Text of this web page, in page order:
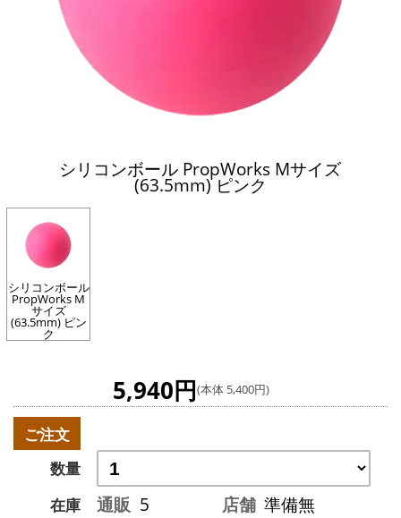
シリコンボール PropWorks Mサイズ
(63.5mm) ピンク
シリコンボール
PropWorks M
サイズ
(63.5mm) ピン
ク
5,940円(本体 5,400円)
ご注文
数量
在庫
通販 5 店舗 準備無